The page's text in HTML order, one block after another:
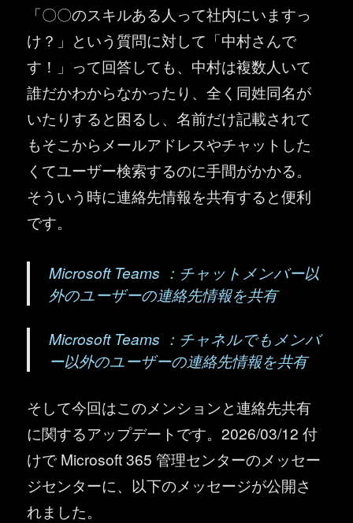
「〇〇のスキルある人って社内にいますっ
け？」という質問に対して「中村さんで
す！」って回答しても、中村は複数人いて
誰だかわからなかったり、全く同姓同名が
いたりすると困るし、名前だけ記載されて
もそこからメールアドレスやチャットした
くてユーザー検索するのに手間がかかる。
そういう時に連絡先情報を共有すると便利
です。
Microsoft Teams ：チャットメンバー以
外のユーザーの連絡先情報を共有
Microsoft Teams ：チャネルでもメンバ
ー以外のユーザーの連絡先情報を共有
そして今回はこのメンションと連絡先共有
に関するアップデートです。2026/03/12 付
けで Microsoft 365 管理センターのメッセー
ジセンターに、以下のメッセージが公開さ
れました。